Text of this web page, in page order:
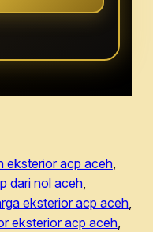
eksterior acp aceh
dari nol aceh
eksterior acp aceh
eksterior acp aceh